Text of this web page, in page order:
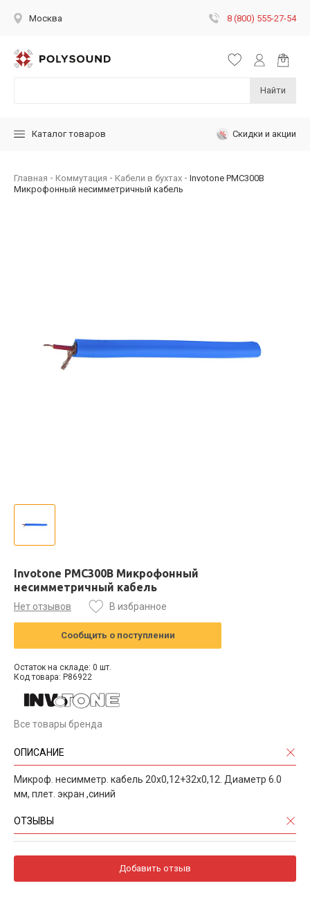
Москва 8 (800) 555-27-54
Найти
Каталог товаров Скидки и акции
Главная Коммутация Кабели в бухтах
Invotone PMC300B
Микрофонный несимметричный кабель
Invotone PMC300B Микрофонный
несимметричный кабель
Нет отзывов В избранное
Сообщить о поступлении
Остаток на складе: 0 шт.
Код товара: P86922
Все товары бренда
ОПИСАНИЕ
Микроф. несимметр. кабель 20х0,12+32х0,12. Диаметр 6.0
мм, плет. экран ,синий
ОТЗЫВЫ
Добавить отзыв